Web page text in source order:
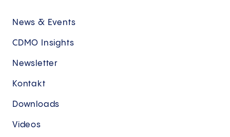
News & Events
CDMO Insights
Newsletter
Kontakt
Downloads
Videos